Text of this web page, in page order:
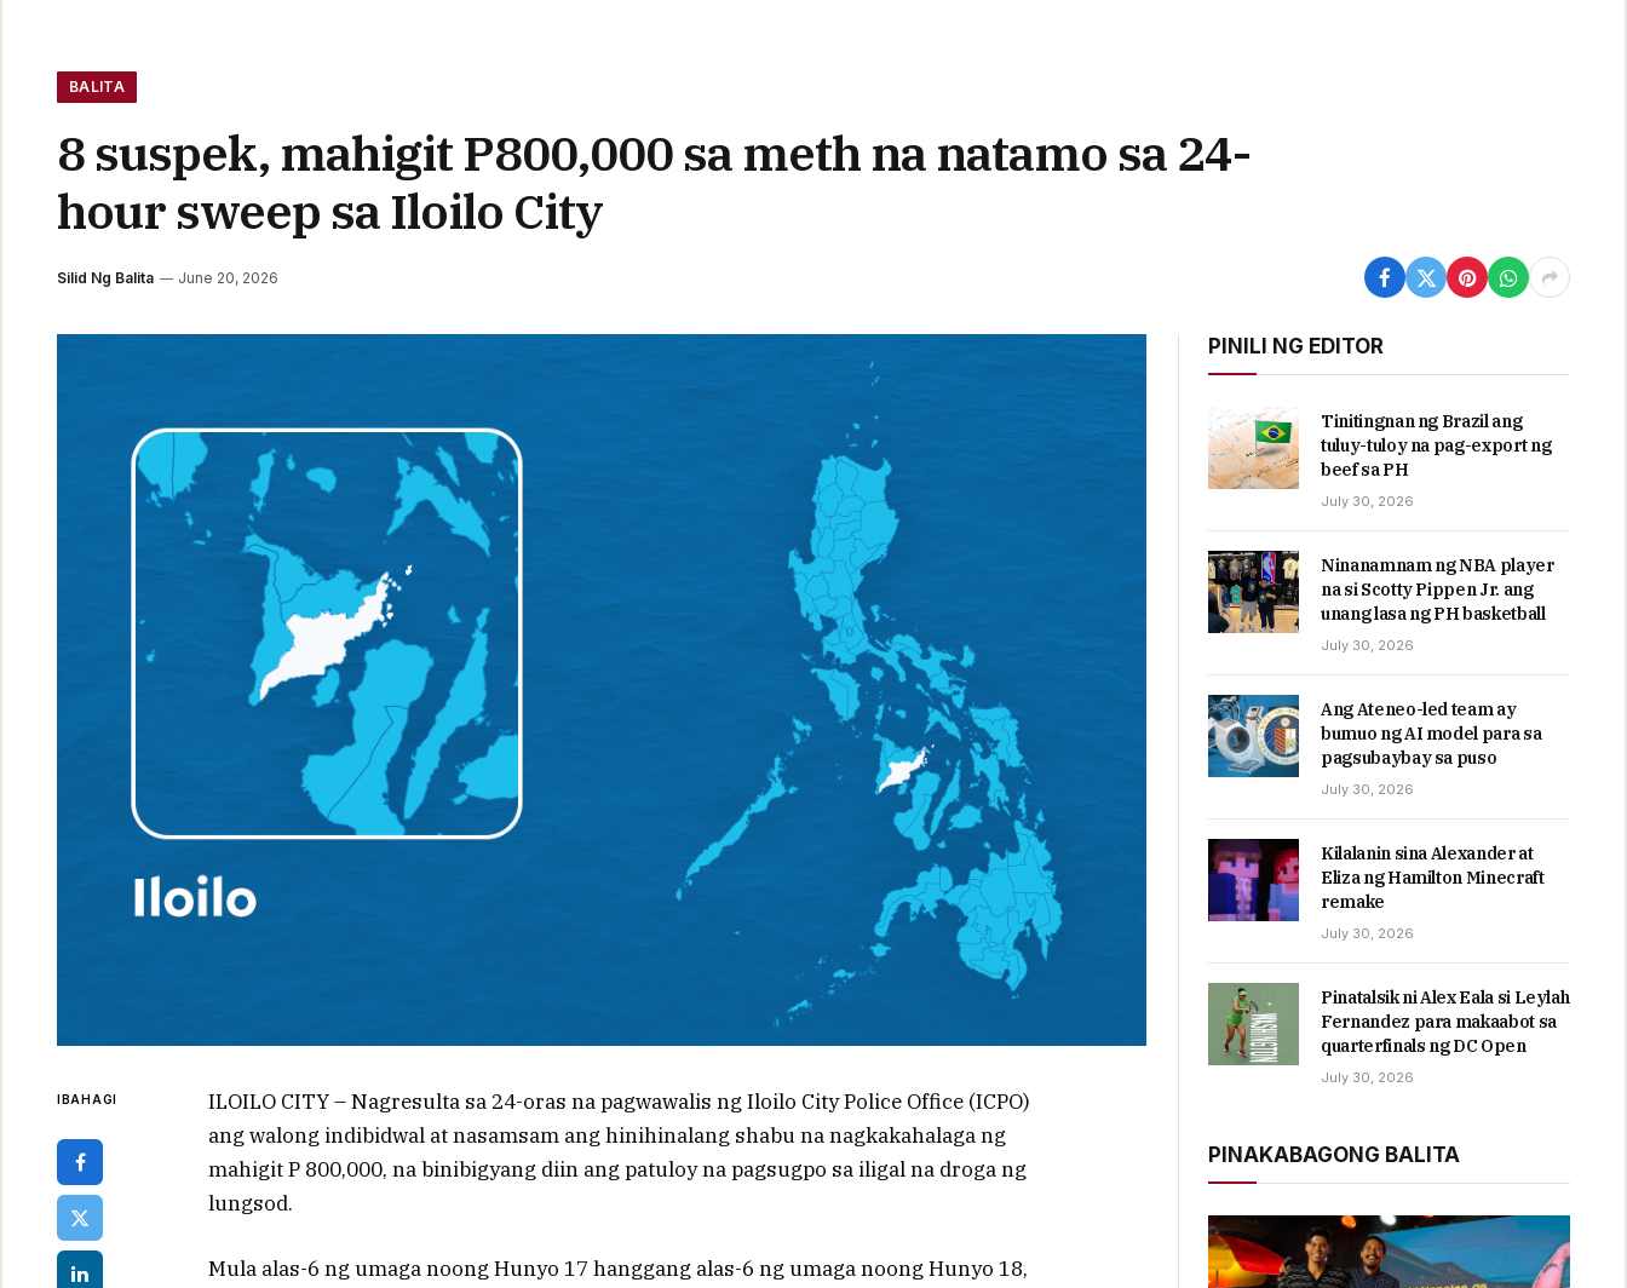
BALITA
8 suspek, mahigit P800,000 sa meth na natamo sa 24-
hour sweep sa Iloilo City
Silid Ng Balita June 20, 2026
IBAHAGI
ILOILO CITY – Nagresulta sa 24-oras na pagwawalis ng Iloilo City Police Office (ICPO)
ang walong indibidwal at nasamsam ang hinihinalang shabu na nagkakahalaga ng
mahigit P 800,000, na binibigyang diin ang patuloy na pagsugpo sa iligal na droga ng
lungsod.
Mula alas-6 ng umaga noong Hunyo 17 hanggang alas-6 ng umaga noong Hunyo 18,
PINILI NG EDITOR
Tinitingnan ng Brazil ang
tuluy-tuloy na pag-export ng
beef sa PH
July 30, 2026
Ninanamnam ng NBA player
na si Scotty Pippen Jr. ang
unang lasa ng PH basketball
July 30, 2026
Ang Ateneo-led team ay
bumuo ng AI model para sa
pagsubaybay sa puso
July 30, 2026
Kilalanin sina Alexander at
Eliza ng Hamilton Minecraft
remake
July 30, 2026
Pinatalsik ni Alex Eala si Leylah
Fernandez para makaabot sa
quarterfinals ng DC Open
July 30, 2026
PINAKABAGONG BALITA